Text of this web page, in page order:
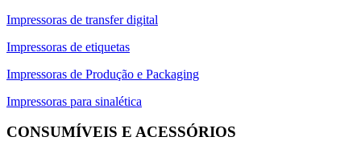
Impressoras de transfer digital
Impressoras de etiquetas
Impressoras de Produção e Packaging
Impressoras para sinalética
CONSUMÍVEIS E ACESSÓRIOS